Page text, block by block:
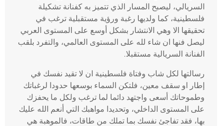
السريالي، ليصبح المسار الذي تتميز به كفنانة تشكيلة
فلسطينية، كما ولديها رغبة ورؤية مستقبلية ترغب في
تحقيقها الا وهي الانتشار بشكل أوسع على المستوى العربي
ليصل فنها ان شاء لله على المستوى العالمي، والتفرد بلقب
الفنانة السريالية مستقبلا.
رسالتها لكل شاب وفتاة فلسطينية ان لا تقيد نفسك في
إطار او سقف معين، فلتكن السماء بوسعها حدودا لرغباتك
وطموحاتك أسعى واجتهد دائما لما ترغب ولكل ما يحفزك
على المستوى الداخلي، وتحديدا مواهبك التي أنعم الله عليك
بها، فقد تفاجئ نفسك بما تملك من طاقات، فالموهبة هي